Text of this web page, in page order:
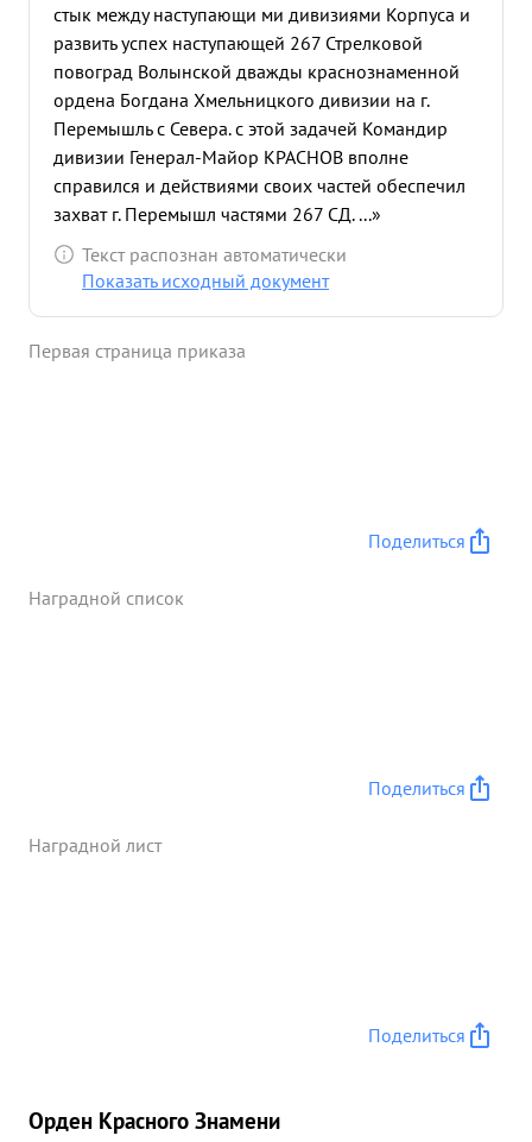
стык между наступающи ми дивизиями Корпуса и
развить успех наступающей 267 Стрелковой
повоград Волынской дважды краснознаменной
ордена Богдана Хмельницкого дивизии на г.
Перемышль с Севера. с этой задачей Командир
дивизии Генерал-Майор КРАСНОВ вполне
справился и действиями своих частей обеспечил
захват г. Перемышл частями 267 СД. ...»
Текст распознан автоматически
Показать исходный документ
Первая страница приказа
Поделиться
Наградной список
Поделиться
Наградной лист
Поделиться
Орден Красного Знамени